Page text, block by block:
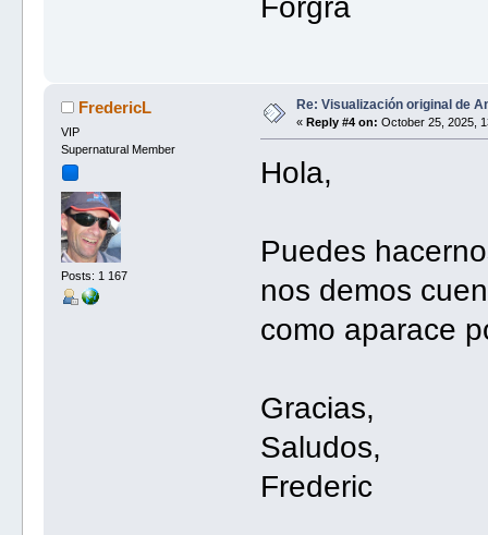
Forgra
FredericL
VIP
Supernatural Member
Posts: 1 167
Re: Visualización original de
« Reply #4 on: October 25, 2025,
Hola,
Puedes
nos demos
como aparace
Gracias,
Saludos,
Frederic